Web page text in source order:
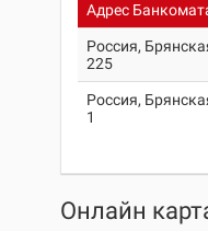
Адрес
Россия,
225
Россия,
1
Онлайн